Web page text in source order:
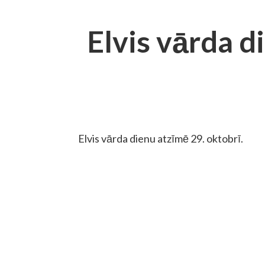
Elvis vārda
Elvis vārda dienu atzīmē 29. oktobrī.